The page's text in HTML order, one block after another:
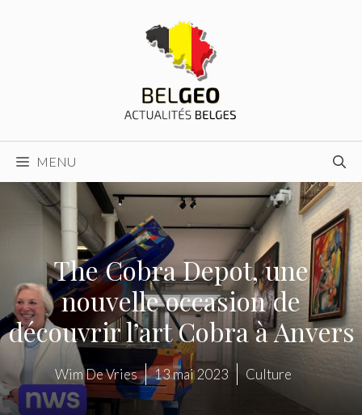
MENU
The Cobra Depot, une
nouvelle occasion de
découvrir l’art Cobra à Anvers
Wim De Vries 13 mai 2023 Culture